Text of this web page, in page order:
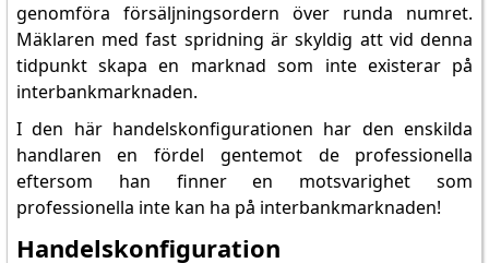
genomföra försäljningsordern över runda numret.
Mäklaren med fast spridning är skyldig att vid denna
tidpunkt skapa en marknad som inte existerar på
interbankmarknaden.
I den här handelskonfigurationen har den enskilda
handlaren en fördel gentemot de professionella
eftersom han finner en motsvarighet som
professionella inte kan ha på interbankmarknaden!
Handelskonfiguration